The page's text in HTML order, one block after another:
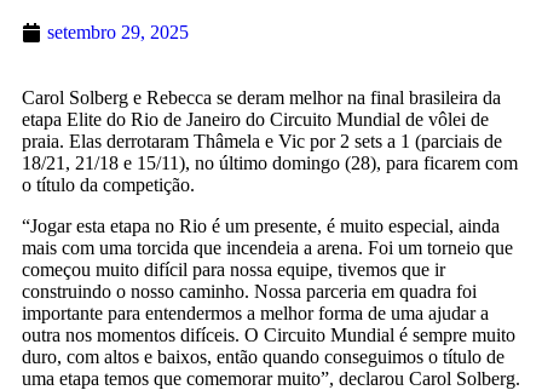
setembro 29, 2025
Carol Solberg e Rebecca se deram melhor na final brasileira da
etapa Elite do Rio de Janeiro do Circuito Mundial de vôlei de
praia. Elas derrotaram Thâmela e Vic por 2 sets a 1 (parciais de
18/21, 21/18 e 15/11), no último domingo (28), para ficarem com
o título da competição.
“Jogar esta etapa no Rio é um presente, é muito especial, ainda
mais com uma torcida que incendeia a arena. Foi um torneio que
começou muito difícil para nossa equipe, tivemos que ir
construindo o nosso caminho. Nossa parceria em quadra foi
importante para entendermos a melhor forma de uma ajudar a
outra nos momentos difíceis. O Circuito Mundial é sempre muito
duro, com altos e baixos, então quando conseguimos o título de
uma etapa temos que comemorar muito”, declarou Carol Solberg.